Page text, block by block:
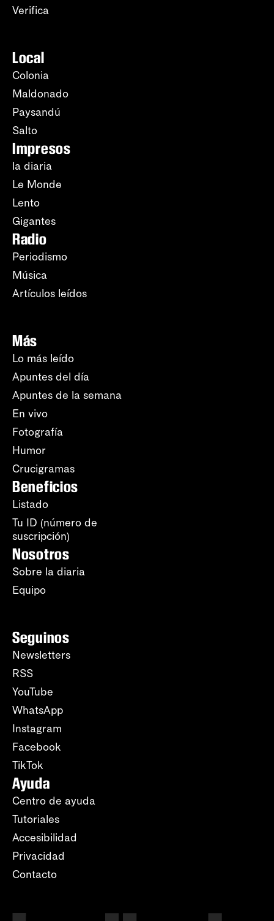
Verifica
Local
Colonia
Maldonado
Paysandú
Salto
Impresos
la diaria
Le Monde
Lento
Gigantes
Radio
Periodismo
Música
Artículos leídos
Más
Lo más leído
Apuntes del día
Apuntes de la semana
En vivo
Fotografía
Humor
Crucigramas
Beneficios
Listado
Tu ID (número de
suscripción)
Nosotros
Sobre la diaria
Equipo
Seguinos
Newsletters
RSS
YouTube
WhatsApp
Instagram
Facebook
TikTok
Ayuda
Centro de ayuda
Tutoriales
Accesibilidad
Privacidad
Contacto